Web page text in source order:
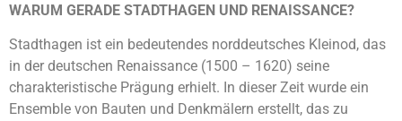
WARUM GERADE STADTHAGEN UND RENAISSANCE?
Stadthagen ist ein bedeutendes norddeutsches Kleinod, das
in der deutschen Renaissance (1500 – 1620) seine
charakteristische Prägung erhielt. In dieser Zeit wurde ein
Ensemble von Bauten und Denkmälern erstellt, das zu